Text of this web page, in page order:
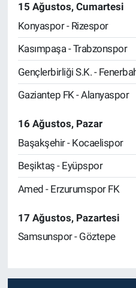
15 Ağustos, Cumartesi
Konyaspor - Rizespor
Kasımpaşa - Trabzonspor
Gençlerbirliği S.K. -
Gaziantep FK - Alanyaspor
16 Ağustos, Pazar
Başakşehir - Kocaelispor
Beşiktaş - Eyüpspor
Amed - Erzurumspor FK
17 Ağustos, Pazartesi
Samsunspor - Göztepe